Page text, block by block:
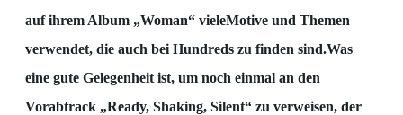
auf ihrem Album „Woman“ vieleMotive und Themen
verwendet, die auch bei Hundreds zu finden sind.Was
eine gute Gelegenheit ist, um noch einmal an den
Vorabtrack „Ready, Shaking, Silent“ zu verweisen, der